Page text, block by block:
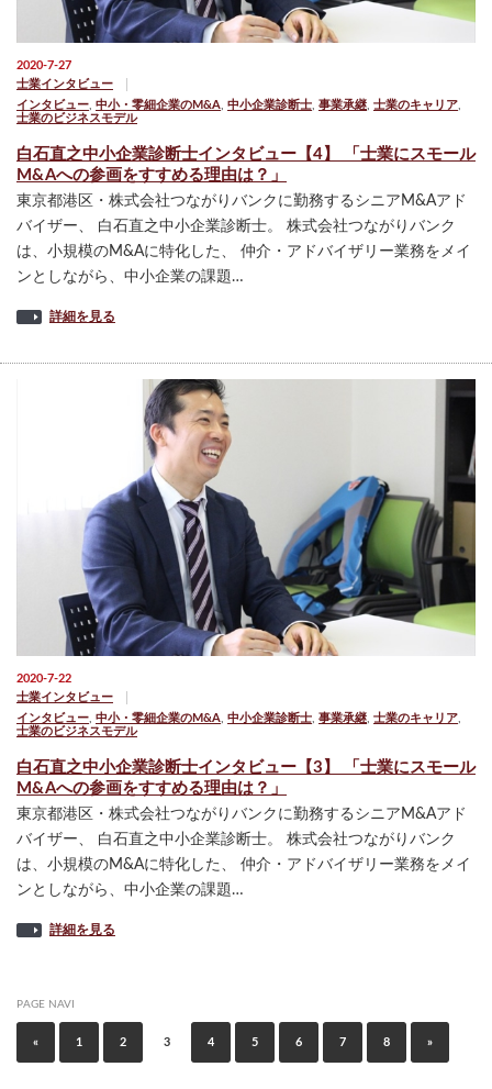
2020-7-27
士業インタビュー
インタビュー 中小・零細企業のM&A 中小企業診断士 事業承継 士業のキャリア
士業のビジネスモデル
白石直之中小企業診断士インタビュー【4】 「士業にスモール
M&Aへの参画をすすめる理由は？」
東京都港区・株式会社つながりバンクに勤務するシニアM&Aアド
バイザー、 白石直之中小企業診断士。 株式会社つながりバンク
は、小規模のM&Aに特化した、 仲介・アドバイザリー業務をメイ
ンとしながら、中小企業の課題…
詳細を見る
2020-7-22
士業インタビュー
インタビュー 中小・零細企業のM&A 中小企業診断士 事業承継 士業のキャリア
士業のビジネスモデル
白石直之中小企業診断士インタビュー【3】 「士業にスモール
M&Aへの参画をすすめる理由は？」
東京都港区・株式会社つながりバンクに勤務するシニアM&Aアド
バイザー、 白石直之中小企業診断士。 株式会社つながりバンク
は、小規模のM&Aに特化した、 仲介・アドバイザリー業務をメイ
ンとしながら、中小企業の課題…
詳細を見る
PAGE NAVI
« 1 2 3 4 5 6 7 8 »